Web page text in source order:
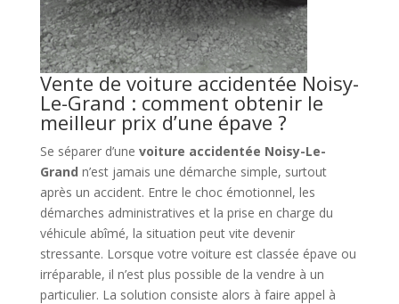
Vente de voiture accidentée Noisy-
Le-Grand : comment obtenir le
meilleur prix d’une épave ?
Se séparer d’une voiture accidentée Noisy-Le-
Grand n’est jamais une démarche simple, surtout
après un accident. Entre le choc émotionnel, les
démarches administratives et la prise en charge du
véhicule abîmé, la situation peut vite devenir
stressante. Lorsque votre voiture est classée épave ou
irréparable, il n’est plus possible de la vendre à un
particulier. La solution consiste alors à faire appel à